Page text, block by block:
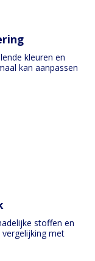
kleuren en
kan aanpassen
stoffen en
met